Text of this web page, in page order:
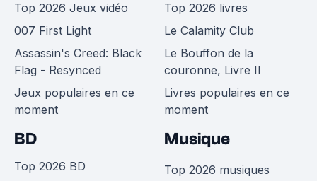
Top 2026 Jeux vidéo
007 First Light
Assassin's Creed: Black
Flag - Resynced
Jeux populaires en ce
moment
Top 2026 livres
Le Calamity Club
Le Bouffon de la
couronne, Livre II
Livres populaires en ce
moment
BD
Top 2026 BD
Musique
Top 2026 musiques